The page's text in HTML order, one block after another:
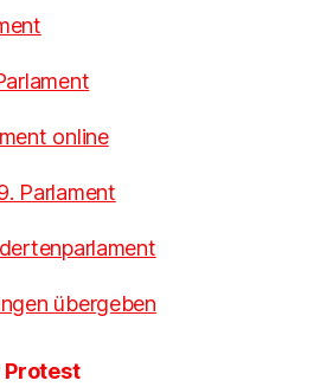
online
Parlament
übergeben
Protest